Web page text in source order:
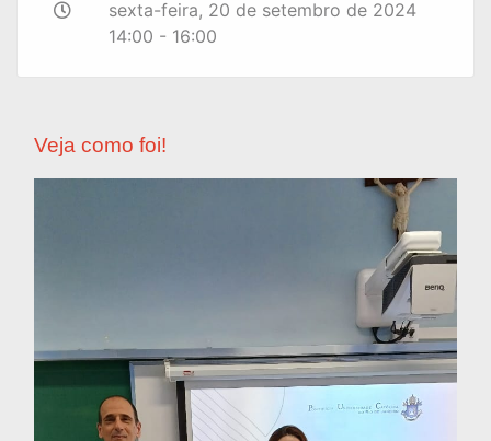
sexta-feira, 20 de setembro de 2024
14:00 - 16:00
Veja como foi!